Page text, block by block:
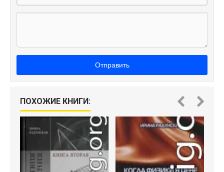
Отправить
ПОХОЖИЕ КНИГИ: